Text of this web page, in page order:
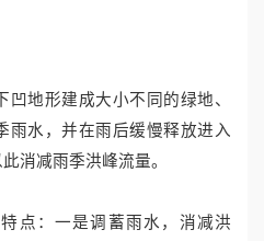
地形建成大小不同的绿地、
雨水，并在雨后缓慢释放进入
消减雨季洪峰流量。
点：一是调蓄雨水，消减洪